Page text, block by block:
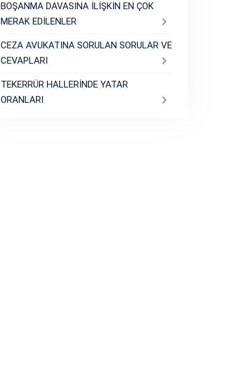
BOŞANMA DAVASINA İLİŞKİN EN ÇOK
MERAK EDİLENLER
CEZA AVUKATINA SORULAN SORULAR VE
CEVAPLARI
TEKERRÜR HALLERİNDE YATAR
ORANLARI